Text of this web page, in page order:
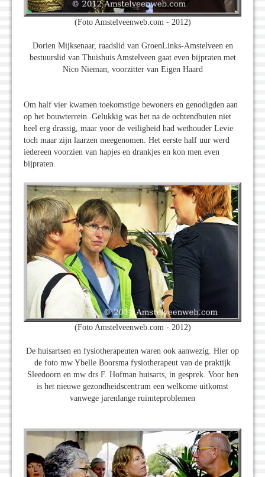
(Foto Amstelveenweb.com - 2012)
Dorien Mijksenaar, raadslid van GroenLinks-Amstelveen en
bestuurslid van Thuishuis Amstelveen gaat even bijpraten met
Nico Nieman, voorzitter van Eigen Haard
Om half vier kwamen toekomstige bewoners en genodigden aan
op het bouwterrein. Gelukkig was het na de ochtendbuien niet
heel erg drassig, maar voor de veiligheid had wethouder Levie
toch maar zijn laarzen meegenomen. Het eerste half uur werd
iedereen voorzien van hapjes en drankjes en kon men even
bijpraten.
(Foto Amstelveenweb.com - 2012)
De huisartsen en fysiotherapeuten waren ook aanwezig. Hier op
de foto mw Ybelle Boorsma fysiotherapeut van de praktijk
Sleedoorn en mw drs F. Hofman huisarts, in gesprek. Voor hen
is het nieuwe gezondheidscentrum een welkome uitkomst
vanwege jarenlange ruimteproblemen